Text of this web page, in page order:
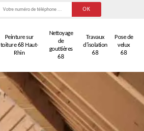
Peinture sur
toiture 68 Haut-
Rhin
Nettoyage
de
gouttières
68
Travaux
d'isolation
68
Pose de
velux
68